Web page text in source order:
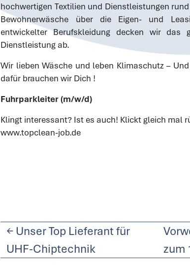
hochwertigen Textilien und Dienstleistungen
Bewohnerwäsche über die Eigen- und
entwickelter Berufskleidung decken wir das
Dienstleistung ab.
Wir lieben Wäsche und leben Klimaschutz –
dafür brauchen wir Dich !
Fuhrparkleiter (m/w/d)
Klingt interessant? Ist es auch! Klickt gleich mal
www.topclean-job.de
← Unser Top Lieferant für
UHF-Chiptechnik
zum